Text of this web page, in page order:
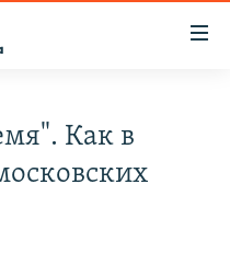
Как в